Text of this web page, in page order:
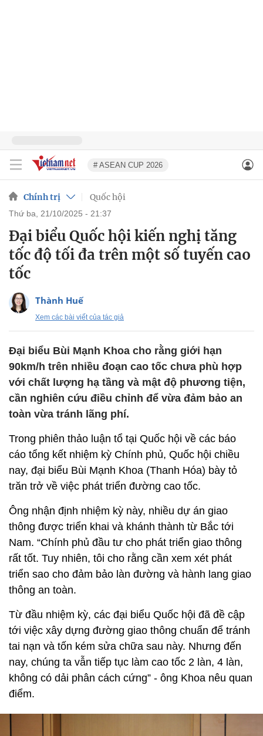
# ASEAN CUP 2026
Chính trị Quốc hội
thứ ba, 21/10/2025 - 21:37
Đại biểu Quốc hội kiến nghị tăng
tốc độ tối đa trên một số tuyến cao
tốc
Thành Huế
Xem các bài viết của tác giả
Đại biểu Bùi Mạnh Khoa cho rằng giới hạn
90km/h trên nhiều đoạn cao tốc chưa phù hợp
với chất lượng hạ tầng và mật độ phương tiện,
cần nghiên cứu điều chỉnh để vừa đảm bảo an
toàn vừa tránh lãng phí.
Trong phiên thảo luận tổ tại Quốc hội về các báo
cáo tổng kết nhiệm kỳ Chính phủ, Quốc hội chiều
nay, đại biểu Bùi Mạnh Khoa (Thanh Hóa) bày tỏ
trăn trở về việc phát triển đường cao tốc.
Ông nhận định nhiệm kỳ này, nhiều dự án giao
thông được triển khai và khánh thành từ Bắc tới
Nam. “Chính phủ đầu tư cho phát triển giao thông
rất tốt. Tuy nhiên, tôi cho rằng cần xem xét phát
triển sao cho đảm bảo làn đường và hành lang giao
thông an toàn.
Từ đầu nhiệm kỳ, các đại biểu Quốc hội đã đề cập
tới việc xây dựng đường giao thông chuẩn để tránh
tai nạn và tốn kém sửa chữa sau này. Nhưng đến
nay, chúng ta vẫn tiếp tục làm cao tốc 2 làn, 4 làn,
không có dải phân cách cứng” - ông Khoa nêu quan
điểm.